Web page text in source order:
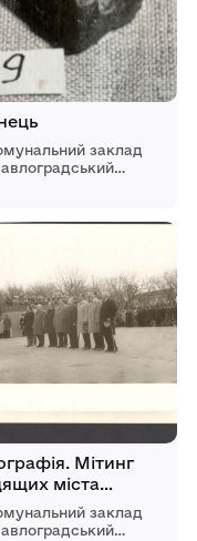
заклад
Мітинг
міста
та
Донбасу
заклад